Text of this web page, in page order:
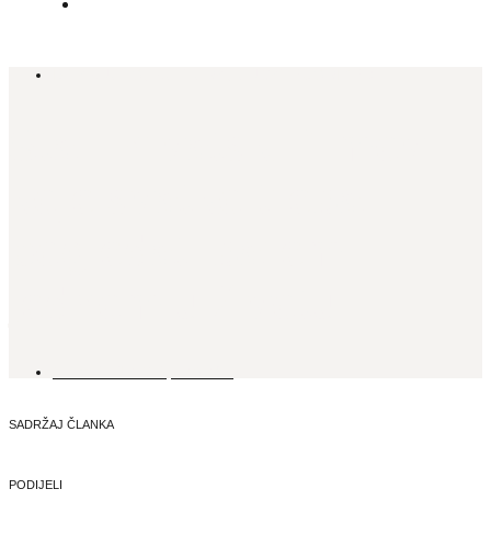
SADRŽAJ ČLANKA
PODIJELI